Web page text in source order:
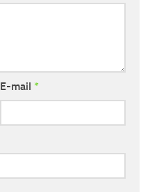
E-mail *